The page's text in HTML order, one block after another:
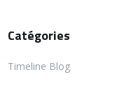
Catégories
Timeline Blog